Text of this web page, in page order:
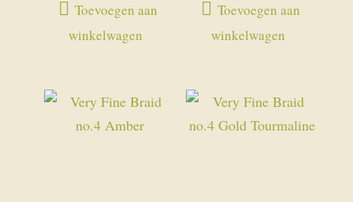
Toevoegen aan
winkelwagen
Toevoegen aan
winkelwagen